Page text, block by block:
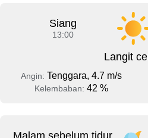
Siang
13:00
Langit
Angin: Tenggara, 4.7 m/s
Kelembaban: 42 %
Malam sebelum tidur